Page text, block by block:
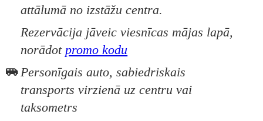
attālumā no izstāžu centra.
Rezervācija jāveic viesnīcas mājas lapā,
norādot promo kodu
Personīgais auto, sabiedriskais
transports virzienā uz centru vai
taksometrs